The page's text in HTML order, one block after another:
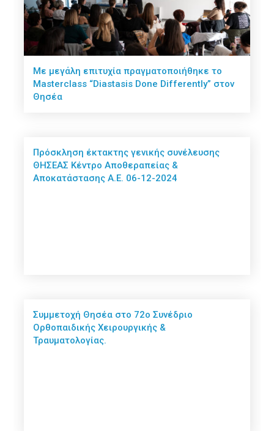
Με μεγάλη επιτυχία πραγματοποιήθηκε το
Masterclass “Diastasis Done Differently” στον
Θησέα
Πρόσκληση έκτακτης γενικής συνέλευσης
ΘΗΣΕΑΣ Κέντρο Αποθεραπείας &
Αποκατάστασης Α.Ε. 06-12-2024
Συμμετοχή Θησέα στο 72ο Συνέδριο
Ορθοπαιδικής Χειρουργικής &
Τραυματολογίας.